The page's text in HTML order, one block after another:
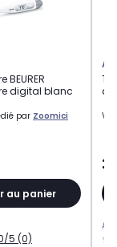
BEURER
digital blanc
par Zoomici
au panier
5 (0)